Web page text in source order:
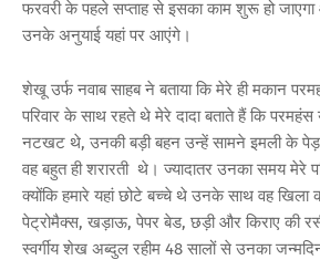
फरवरी के पहले सप्ताह से इसका काम शुरू हो जाएगा
उनके अनुयाई यहां पर आएंगे।
शेखू उर्फ नवाब साहब ने बताया कि मेरे ही मकान
परिवार के साथ रहते थे मेरे दादा बताते हैं कि
नटखट थे, उनकी बड़ी बहन उन्हें सामने इमली के पेड़
वह बहुत ही शरारती थे। ज्यादातर उनका समय मेरे
क्योंकि हमारे यहां छोटे बच्चे थे उनके साथ वह
पेट्रोमैक्स, खड़ाऊ, पेपर बेड, छड़ी और किराए की
स्वर्गीय शेख अब्दुल रहीम 48 सालों से उनका